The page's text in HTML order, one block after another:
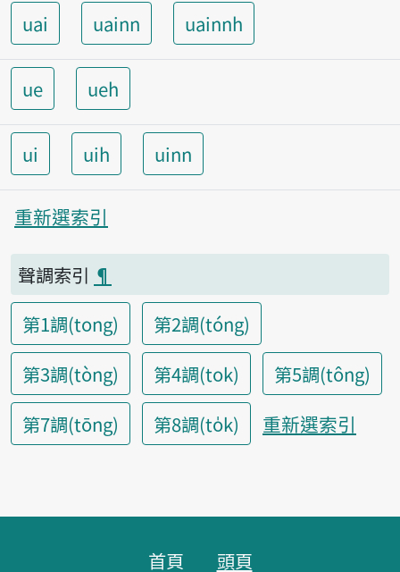
uai uainn uainnh
ue ueh
ui uih uinn
重新選索引
聲調索引 ¶
第1調(tong)
第2調(tóng)
第3調(tòng)
第4調(tok)
第5調(tông)
第7調(tōng)
第8調(to̍k) 重新選索引
首頁 頭頁